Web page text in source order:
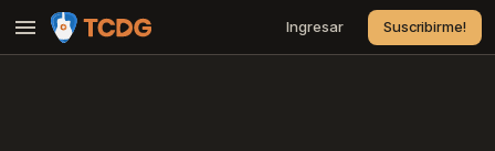
Ingresar Suscribirme!